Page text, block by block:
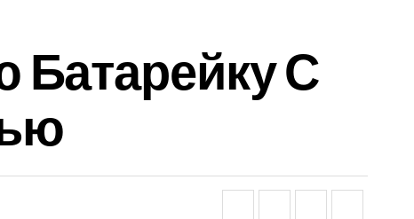
Батарейку С